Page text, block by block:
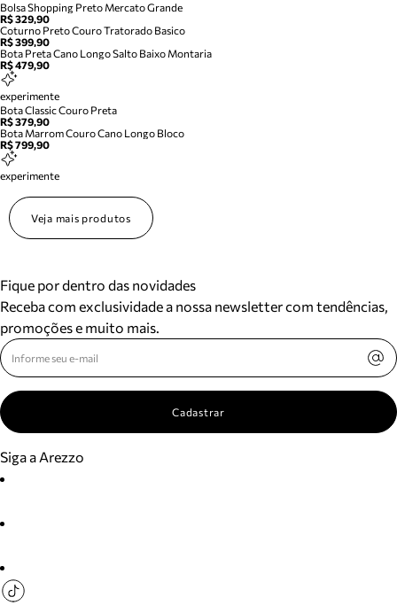
Bolsa Shopping Preto Mercato Grande
R$ 329,90
Coturno Preto Couro Tratorado Basico
R$ 399,90
Bota Preta Cano Longo Salto Baixo Montaria
R$ 479,90
experimente
Bota Classic Couro Preta
R$ 379,90
Bota Marrom Couro Cano Longo Bloco
R$ 799,90
experimente
Veja mais produtos
Fique por dentro das novidades
Receba com exclusividade a nossa newsletter com tendências,
promoções e muito mais.
Cadastrar
Siga a Arezzo